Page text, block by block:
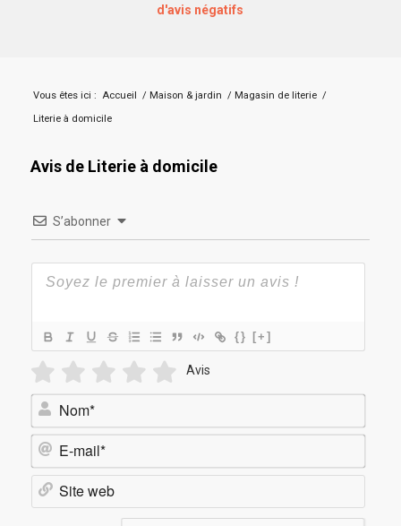
d'avis négatifs
Vous êtes ici : Accueil / Maison & jardin / Magasin de literie /
Literie à domicile
Avis de Literie à domicile
S’abonner
{} [+]
Avis
Nom*
E-